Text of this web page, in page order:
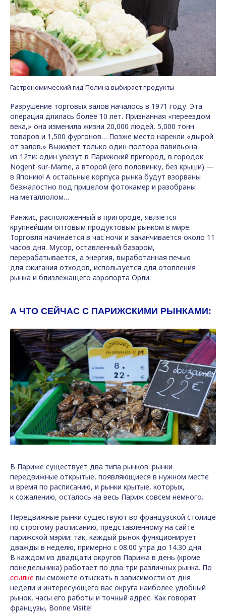
Гастрономический гид Полина выбирает продукты
Разрушение торговых залов началось в 1971 году. Эта
операция длилась более 10 лет. Признанная «переездом
века,» она изменила жизни 20,000 людей, 5,000 тонн
товаров и 1,500 фургонов… Позже место нарекли «дырой
от залов.» Выживет только один-полтора павильона
из 12ти: один увезут в Парижский пригород, в городок
Nogent-sur-Marne, а второй (его половинку, без крыши) —
в Японию! А остальные корпуса рынка будут взорваны
безжалостно под прицелом фотокамер и разобраны
на металлолом…
Ранжис, расположенный в пригороде, является
крупнейшим оптовым продуктовым рынком в мире.
Торговля начинается в час ночи и заканчивается около 11
часов дня. Мусор, оставленный базаром,
перерабатывается, а энергия, выработанная печью
для сжигания отходов, используется для отопления
рынка и близлежащего аэропорта Орли.
А ЧТО СЕЙЧАС С ПАРИЖСКИМИ РЫНКАМИ:
В Париже существует два типа рынков: рынки
передвижные открытые, появляющиеся в нужном месте
и время по расписанию, и рынки крытые, которых,
к сожалению, осталось на весь Париж совсем немного.
Передвижные рынки существуют во французской столице
по строгому расписанию, представленному на сайте
парижской мэрии: так, каждый рынок функционирует
дважды в неделю, примерно с 08.00 утра до 14.30 дня.
В каждом из двадцати округов Парижа в день (кроме
понедельника) работает по два-три различных рынка. По
ссылке вы сможете отыскать в зависимости от дня
недели и интересующего вас округа наиболее удобный
рынок, часы его работы и точный адрес. Как говорят
французы, Bonne Visite!